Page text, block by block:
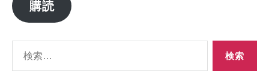
ド
ス
購読